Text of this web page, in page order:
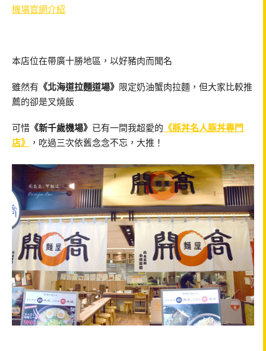
機場官網介紹
本店位在帶廣十勝地區，以好豬肉而聞名
雖然有 《北海道拉麵道場》 限定奶油蟹肉拉麵，但大家比較推
薦的卻是叉燒飯
可惜 《新千歲機場》 已有一間我超愛的 《豚丼名人豚丼專門
店》
，吃過三次依舊念念不忘，大推！